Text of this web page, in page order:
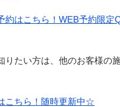
約はこちら！WEB予約限定
りたい方は、他のお客様の
こちら！随時更新中☆